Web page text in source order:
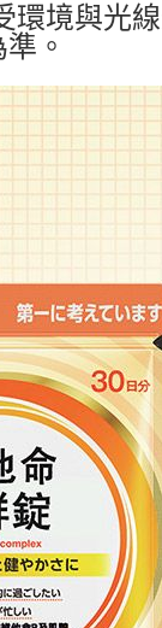
環境與光
。